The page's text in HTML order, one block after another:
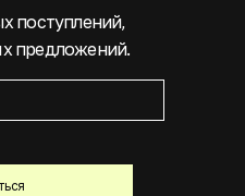
поступлений,
предложений.